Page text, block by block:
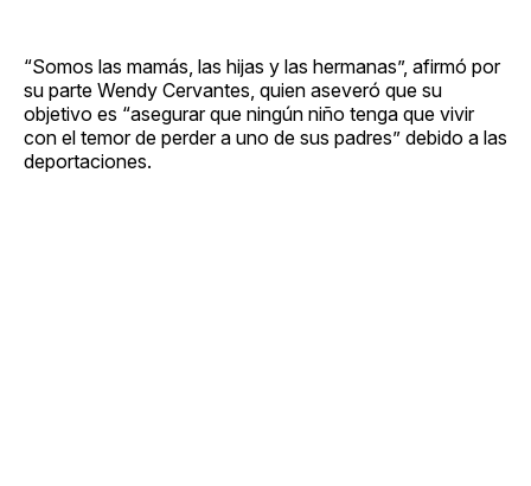
“Somos las mamás, las hijas y las hermanas”, afirmó por
su parte Wendy Cervantes, quien aseveró que su
objetivo es “asegurar que ningún niño tenga que vivir
con el temor de perder a uno de sus padres” debido a las
deportaciones.